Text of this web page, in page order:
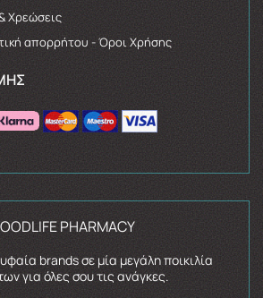
Χρεώσεις
απορρήτου - Όροι Χρήσης
PHARMACY
brands σε μία μεγάλη ποικιλία
για όλες σου τις ανάγκες.